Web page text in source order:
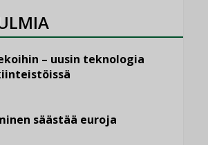
– uusin teknologia
säästää euroja